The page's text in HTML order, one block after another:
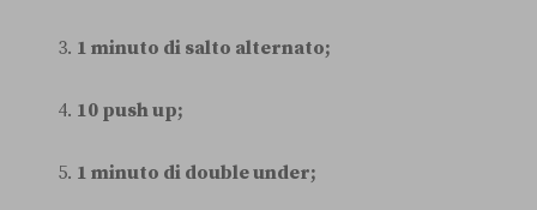
1 minuto di salto alternato;
10 push up;
1 minuto di double under;